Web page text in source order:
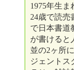
1975年生
24歳で読売
で日本書
が書けると
並の2ヶ所
ジェントス